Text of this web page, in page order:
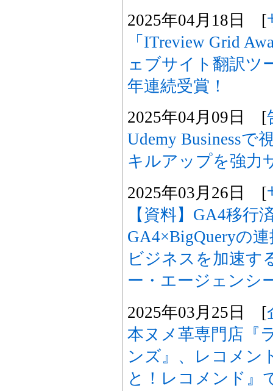
2025年04月18日 [
「ITreview Grid
ェブサイト翻訳ツ
年連続受賞！
2025年04月09日 [
Udemy Businessで
キルアップを強力
2025年03月26日 [
【資料】GA4移行
GA4×BigQueryの
ビジネスを加速す
ー・エージェンシ
2025年03月25日 [
本ヌメ革専門店『
ンズ』、レコメン
と！レコメンド』